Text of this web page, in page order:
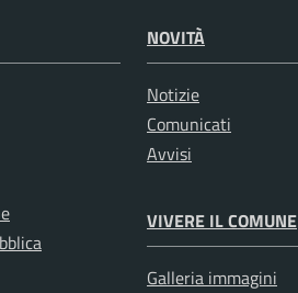
NOVITÀ
Notizie
Comunicati
Avvisi
VIVERE IL COMUNE
Galleria immagini